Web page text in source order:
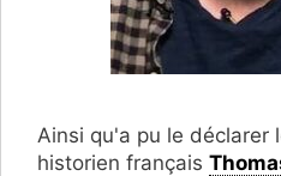
Ainsi qu'a pu le déclarer
historien français